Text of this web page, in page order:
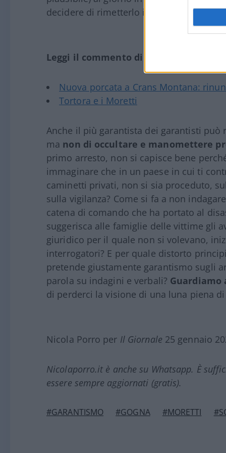
decidere di rimetterlo in libertà.
Leggi il commento di Sallusti:
Nuova porcata a Crans Montana:
Tortora e i Moretti
Anche il più garantista dei garantisti
ma non di occultare e manomettere
primo arresto, non si capisce bene
immaginare che in un paese in cui ti
caminetti privati, non si sia proceduto,
sulla vigilanza? Come si fa a non
catena di comando che ha portato al
suggerisca alle famiglie delle vittime gli
giuridico per il quale non si volevano,
interrogatori? E per quale distorto
pretende giustamente garantismo sugli
parola su indagini e verbali? Guardiamo
di perderci la visione di una luna piena
Nicola Porro per Il Giornale 25 gennaio
Nicolaporro.it è anche su Whatsapp. È
essere sempre aggiornati (gratis).
#GARANTISMO #GOGNA #MORETTI